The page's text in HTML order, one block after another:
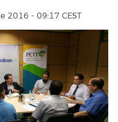
2016 - 09:17 CEST